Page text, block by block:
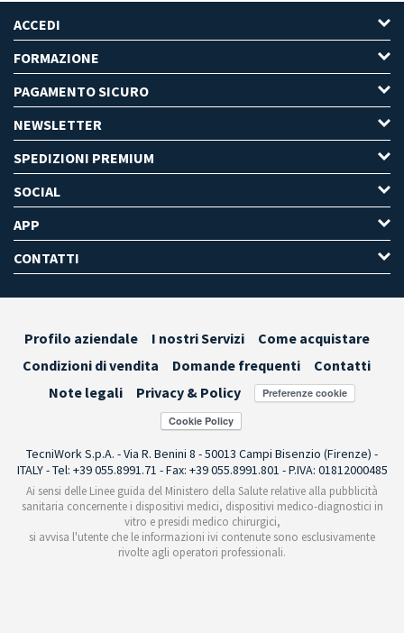
ACCEDI
FORMAZIONE
PAGAMENTO SICURO
NEWSLETTER
SPEDIZIONI PREMIUM
SOCIAL
APP
CONTATTI
Profilo aziendale I nostri Servizi
Come acquistare
Condizioni di vendita
Domande frequenti
Contatti
Note legali
Privacy & Policy Preferenze cookie
TecniWork S.p.A. - Via R. Benini 8 - 50013 Campi Bisenzio (Firenze) -
ITALY - Tel: +39 055.8991.71 - Fax: +39 055.8991.801 - P.IVA: 01812000485
Ai sensi delle Linee guida del Ministero della Salute relative alla pubblicità
sanitaria concernente i dispositivi medici, dispositivi medico-diagnostici in
vitro e presidi medico chirurgici,
si avvisa l'utente che le informazioni ivi contenute sono esclusivamente
rivolte agli operatori professionali.